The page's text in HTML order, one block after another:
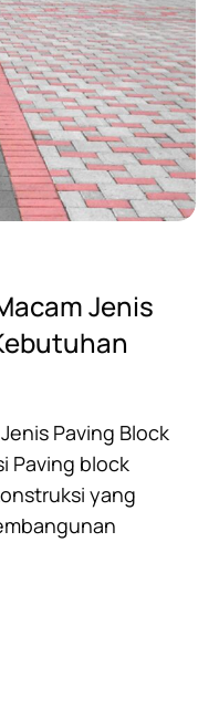
Jenis
Paving Block
Paving block
yang